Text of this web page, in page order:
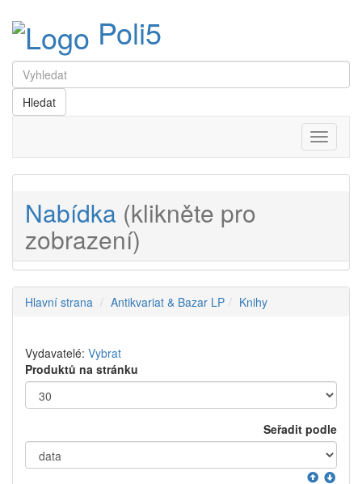
Poli5
Menu
Nabídka (klikněte pro
zobrazení)
Hlavní strana Antikvariat & Bazar LP Knihy
Vydavatelé: Vybrat
Produktů na stránku
Seřadit podle